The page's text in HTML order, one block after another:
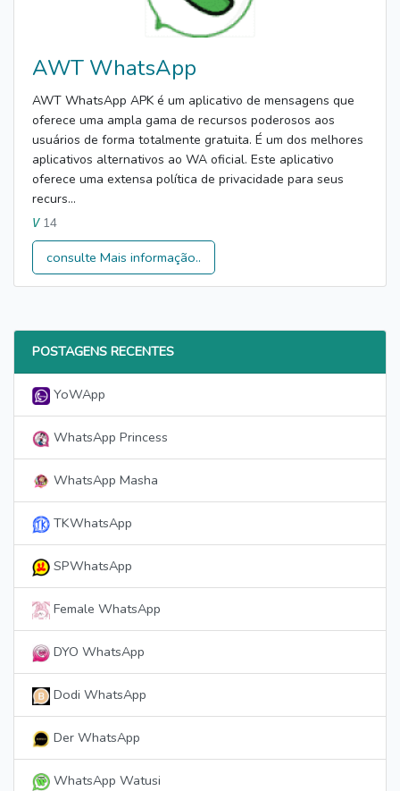
AWT WhatsApp
AWT WhatsApp APK é um aplicativo de mensagens que
oferece uma ampla gama de recursos poderosos aos
usuários de forma totalmente gratuita. É um dos melhores
aplicativos alternativos ao WA oficial. Este aplicativo
oferece uma extensa política de privacidade para seus
recurs...
V14
consulte Mais informação..
POSTAGENS RECENTES
YoWApp
WhatsApp Princess
WhatsApp Masha
TKWhatsApp
SPWhatsApp
Female WhatsApp
DYO WhatsApp
Dodi WhatsApp
Der WhatsApp
WhatsApp Watusi